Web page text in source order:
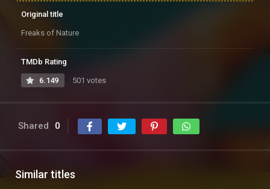
Original title
Freaks of Nature
TMDb Rating
6.149 501 votes
Shared 0
Similar titles